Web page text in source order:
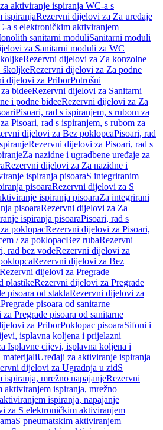
aktiviranje ispiranja WC-a s
ispiranjaRezervni dijelovi za Za uređaje
a s elektroničkim aktiviranjem
sanitarni moduliSanitarni moduli
za Sanitarni moduli za WC
Rezervni dijelovi za Za konzolne
školjkeRezervni dijelovi za Za podne
dijelovi za PriborPotrošni
bideeRezervni dijelovi za Sanitarni
i podne bideeRezervni dijelovi za Za
Pisoari, rad s ispiranjem, s rubom za
Pisoari, rad s ispiranjem, s rubom za
dijelovi za Bez poklopcaPisoari, rad
Rezervni dijelovi za Pisoari, rad s
Za nazidne i ugradbene uređaje za
Rezervni dijelovi za Za nazidne i
ispiranja pisoaraS integriranim
pisoaraRezervni dijelovi za S
ispiranja pisoaraZa integrirani
pisoaraRezervni dijelovi za Za
ispiranja pisoaraPisoari, rad s
poklopacRezervni dijelovi za Pisoari,
/ za poklopacBez rubaRezervni
rad bez vodeRezervni dijelovi za
Rezervni dijelovi za Bez
Rezervni dijelovi za Pregrade
plastikeRezervni dijelovi za Pregrade
pisoara od staklaRezervni dijelovi za
Pregrade pisoara od sanitarne
Pregrade pisoara od sanitarne
za PriborPoklopac pisoaraSifoni i
isplavna koljena i prijelazni
Isplavne cijevi, isplavna koljena i
materijaliUređaji za aktiviranje ispiranja
dijelovi za Ugradnja u zidS
mrežno napajanjeRezervni
ispiranja, mrežno
ispiranja, napajanje
za S elektroničkim aktiviranjem
S pneumatskim aktiviranjem